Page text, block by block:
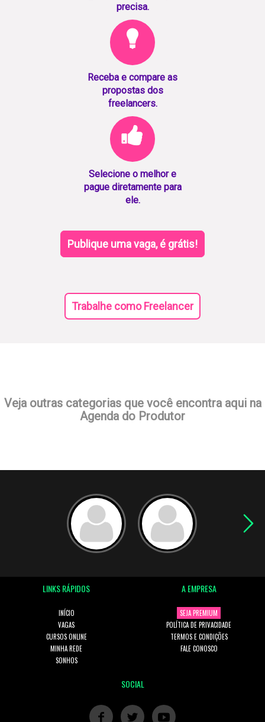
precisa.
Receba e compare as
propostas dos
freelancers.
Selecione o melhor e
pague diretamente para
ele.
Publique uma vaga, é grátis!
Trabalhe como Freelancer
Veja outras categorias que você encontra aqui na
Agenda do Produtor
LINKS RÁPIDOS
INÍCIO
VAGAS
CURSOS ONLINE
MINHA REDE
SONHOS
A EMPRESA
SEJA PREMIUM
POLÍTICA DE PRIVACIDADE
TERMOS E CONDIÇÕES
FALE CONOSCO
SOCIAL